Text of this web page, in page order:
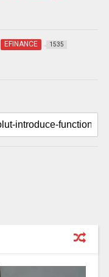
EFINANCE 1535